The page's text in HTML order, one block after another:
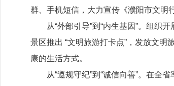
群、手机短信，大力宣传《濮阳市文明
从“外部引导”到“内生基因”。组织
景区推出 “文明旅游打卡点”，发放文明
康的生活方式。
从“遵规守纪”到“诚信向善”。在全